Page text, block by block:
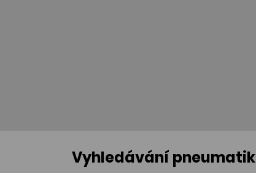
Vyhledávání pneumatik